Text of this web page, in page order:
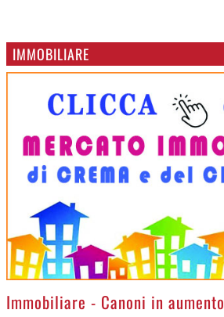
IMMOBILIARE
>Immobiliare - Canoni in aumento